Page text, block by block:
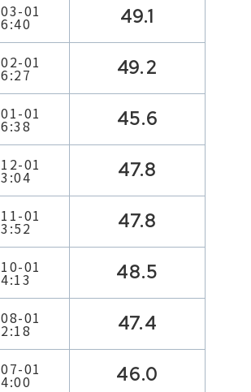
01 49.1
01 49.2
01 45.6
01 47.8
01 47.8
01 48.5
01 47.4
01 46.0